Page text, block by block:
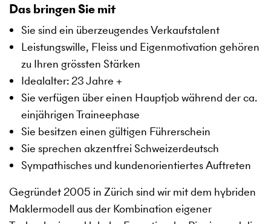
Das bringen Sie mit
Sie sind ein überzeugendes Verkaufstalent
Leistungswille, Fleiss und Eigenmotivation gehören
zu Ihren grössten Stärken
Idealalter: 23 Jahre +
Sie verfügen über einen Hauptjob während der ca.
einjährigen Traineephase
Sie besitzen einen gültigen Führerschein
Sie sprechen akzentfrei Schweizerdeutsch
Sympathisches und kundenorientiertes Auftreten
Gegründet 2005 in Zürich sind wir mit dem hybriden
Maklermodell aus der Kombination eigener